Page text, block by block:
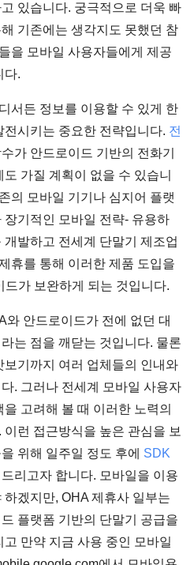
있습니다. 궁극적으로 더욱 빠
기존에는 생각지도 못했던 참
을 모바일 사용자들에게 제공
다.
서든 정보를 이용할 수 있게 한
시키는 중요한 전략입니다. 전
가 안드로이드 기반의 전화기
가질 계획이 없을 수 있습니
의 모바일 기기나 심지어 플랫
기적인 모바일 전략- 유용하
발하고 전세계 단말기 제조업
휴를 통해 이러한 제품 도입을
드가 보완하게 되는 것입니다.
와 안드로이드가 전에 없던 대
는 점을 깨닫는 것입니다. 물론
기까지 여러 업체들의 인내와
. 그러나 전세계 모바일 사용자
고려해 볼 때 이러한 노력의
런 접근방식을 높은 관심을 보
위해 일주일 정도 후에 SDK
리고자 합니다. 모바일을 이용
겠지만, OHA 제휴사 일부는
플랫폼 기반의 단말기 공급을
만약 지금 사용 중인 모바일